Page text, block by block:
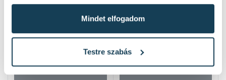
Mindet elfogadom
Testre szabás